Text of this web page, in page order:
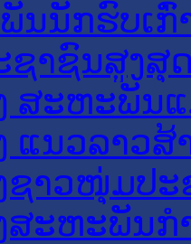
ນນັກຮົບເກົ່
ຊາຊົນສູງສຸ
ສະຫະພັນ
ແນວລາວສ້
ຊາວໜຸ່ມປະ
ສະຫະພັນກ